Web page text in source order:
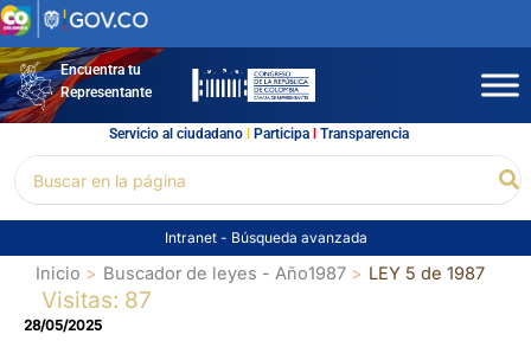
Ir
al
contenidoEncuentra tu
Representante
Servicio al ciudadano l Participal Transparencia
por:
Intranet - Búsqueda avanzada
Inicio Buscador de leyes - Año1987 LEY 5 de 1987
Visitas: 87
28/05/2025